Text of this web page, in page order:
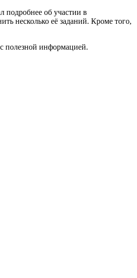
подробнее об участии в
несколько её заданий. Кроме того,
полезной информацией.